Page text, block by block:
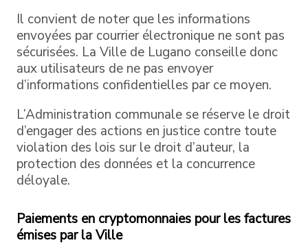
Il convient de noter que les informations
envoyées par courrier électronique ne sont pas
sécurisées. La Ville de Lugano conseille donc
aux utilisateurs de ne pas envoyer
d’informations confidentielles par ce moyen.
L’Administration communale se réserve le droit
d’engager des actions en justice contre toute
violation des lois sur le droit d’auteur, la
protection des données et la concurrence
déloyale.
Paiements en cryptomonnaies pour les factures
émises par la Ville